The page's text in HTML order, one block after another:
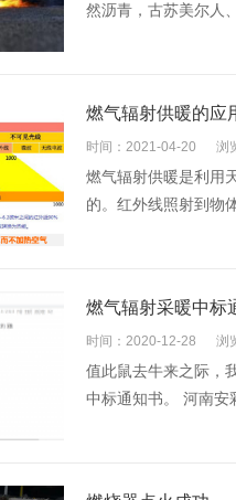
然沥青，古苏美尔人
燃气辐射供暖的应
时间：2021-04-20 浏
燃气辐射供暖是利用
的。红外线照射到物
燃气辐射采暖中标
时间：2020-12-28 浏
值此鼠去牛来之际，
中标通知书。 河南安